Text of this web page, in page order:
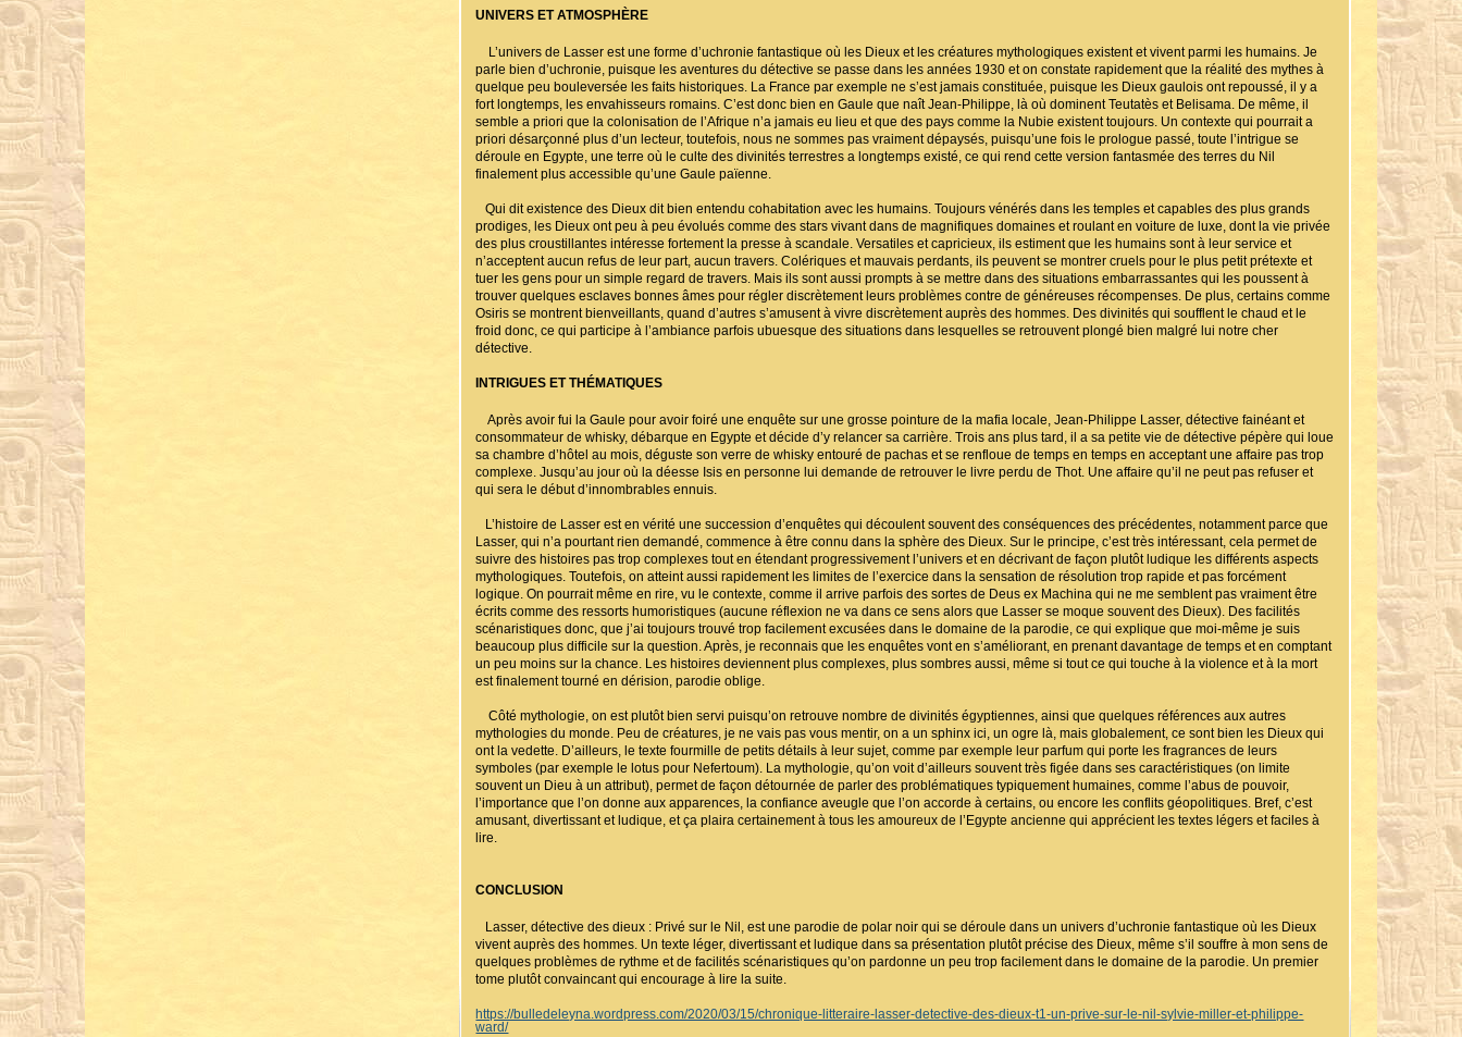
UNIVERS ET ATMOSPHÈRE
L’univers de Lasser est une forme d’uchronie fantastique où les Dieux et les créatures mythologiques existent et vivent parmi les humains. Je
parle bien d’uchronie, puisque les aventures du détective se passe dans les années 1930 et on constate rapidement que la réalité des mythes à
quelque peu bouleversée les faits historiques. La France par exemple ne s’est jamais constituée, puisque les Dieux gaulois ont repoussé, il y a
fort longtemps, les envahisseurs romains. C’est donc bien en Gaule que naît Jean-Philippe, là où dominent Teutatès et Belisama. De même, il
semble a priori que la colonisation de l’Afrique n’a jamais eu lieu et que des pays comme la Nubie existent toujours. Un contexte qui pourrait a
priori désarçonné plus d’un lecteur, toutefois, nous ne sommes pas vraiment dépaysés, puisqu’une fois le prologue passé, toute l’intrigue se
déroule en Egypte, une terre où le culte des divinités terrestres a longtemps existé, ce qui rend cette version fantasmée des terres du Nil
finalement plus accessible qu’une Gaule païenne.
Qui dit existence des Dieux dit bien entendu cohabitation avec les humains. Toujours vénérés dans les temples et capables des plus grands
prodiges, les Dieux ont peu à peu évolués comme des stars vivant dans de magnifiques domaines et roulant en voiture de luxe, dont la vie privée
des plus croustillantes intéresse fortement la presse à scandale. Versatiles et capricieux, ils estiment que les humains sont à leur service et
n’acceptent aucun refus de leur part, aucun travers. Colériques et mauvais perdants, ils peuvent se montrer cruels pour le plus petit prétexte et
tuer les gens pour un simple regard de travers. Mais ils sont aussi prompts à se mettre dans des situations embarrassantes qui les poussent à
trouver quelques esclaves bonnes âmes pour régler discrètement leurs problèmes contre de généreuses récompenses. De plus, certains comme
Osiris se montrent bienveillants, quand d’autres s’amusent à vivre discrètement auprès des hommes. Des divinités qui soufflent le chaud et le
froid donc, ce qui participe à l’ambiance parfois ubuesque des situations dans lesquelles se retrouvent plongé bien malgré lui notre cher
détective.
INTRIGUES ET THÉMATIQUES
Après avoir fui la Gaule pour avoir foiré une enquête sur une grosse pointure de la mafia locale, Jean-Philippe Lasser, détective fainéant et
consommateur de whisky, débarque en Egypte et décide d’y relancer sa carrière. Trois ans plus tard, il a sa petite vie de détective pépère qui loue
sa chambre d’hôtel au mois, déguste son verre de whisky entouré de pachas et se renfloue de temps en temps en acceptant une affaire pas trop
complexe. Jusqu’au jour où la déesse Isis en personne lui demande de retrouver le livre perdu de Thot. Une affaire qu’il ne peut pas refuser et
qui sera le début d’innombrables ennuis.
L’histoire de Lasser est en vérité une succession d’enquêtes qui découlent souvent des conséquences des précédentes, notamment parce que
Lasser, qui n’a pourtant rien demandé, commence à être connu dans la sphère des Dieux. Sur le principe, c’est très intéressant, cela permet de
suivre des histoires pas trop complexes tout en étendant progressivement l’univers et en décrivant de façon plutôt ludique les différents aspects
mythologiques. Toutefois, on atteint aussi rapidement les limites de l’exercice dans la sensation de résolution trop rapide et pas forcément
logique. On pourrait même en rire, vu le contexte, comme il arrive parfois des sortes de Deus ex Machina qui ne me semblent pas vraiment être
écrits comme des ressorts humoristiques (aucune réflexion ne va dans ce sens alors que Lasser se moque souvent des Dieux). Des facilités
scénaristiques donc, que j’ai toujours trouvé trop facilement excusées dans le domaine de la parodie, ce qui explique que moi-même je suis
beaucoup plus difficile sur la question. Après, je reconnais que les enquêtes vont en s’améliorant, en prenant davantage de temps et en comptant
un peu moins sur la chance. Les histoires deviennent plus complexes, plus sombres aussi, même si tout ce qui touche à la violence et à la mort
est finalement tourné en dérision, parodie oblige.
Côté mythologie, on est plutôt bien servi puisqu’on retrouve nombre de divinités égyptiennes, ainsi que quelques références aux autres
mythologies du monde. Peu de créatures, je ne vais pas vous mentir, on a un sphinx ici, un ogre là, mais globalement, ce sont bien les Dieux qui
ont la vedette. D’ailleurs, le texte fourmille de petits détails à leur sujet, comme par exemple leur parfum qui porte les fragrances de leurs
symboles (par exemple le lotus pour Nefertoum). La mythologie, qu’on voit d’ailleurs souvent très figée dans ses caractéristiques (on limite
souvent un Dieu à un attribut), permet de façon détournée de parler des problématiques typiquement humaines, comme l’abus de pouvoir,
l’importance que l’on donne aux apparences, la confiance aveugle que l’on accorde à certains, ou encore les conflits géopolitiques. Bref, c’est
amusant, divertissant et ludique, et ça plaira certainement à tous les amoureux de l’Egypte ancienne qui apprécient les textes légers et faciles à
lire.
CONCLUSION
Lasser, détective des dieux : Privé sur le Nil, est une parodie de polar noir qui se déroule dans un univers d’uchronie fantastique où les Dieux
vivent auprès des hommes. Un texte léger, divertissant et ludique dans sa présentation plutôt précise des Dieux, même s’il souffre à mon sens de
quelques problèmes de rythme et de facilités scénaristiques qu’on pardonne un peu trop facilement dans le domaine de la parodie. Un premier
tome plutôt convaincant qui encourage à lire la suite.
https://bulledeleyna.wordpress.com/2020/03/15/chronique-litteraire-lasser-detective-des-dieux-t1-un-prive-sur-le-nil-sylvie-miller-et-philippe-
ward/